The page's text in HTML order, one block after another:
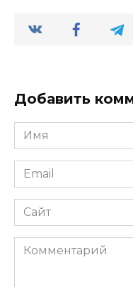
Добавить
Имя
*
Email
*
Сайт
Комментарий